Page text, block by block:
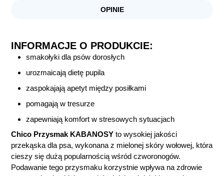
OPINIE
INFORMACJE O PRODUKCIE:
smakołyki dla psów dorosłych
urozmaicają dietę pupila
zaspokajają apetyt między posiłkami
pomagają w tresurze
zapewniają komfort w stresowych sytuacjach
Chico Przysmak KABANOSY to wysokiej jakości
przekąska dla psa, wykonana z mielonej skóry wołowej, która
cieszy się dużą popularnością wśród czworonogów.
Podawanie tego przysmaku korzystnie wpływa na zdrowie